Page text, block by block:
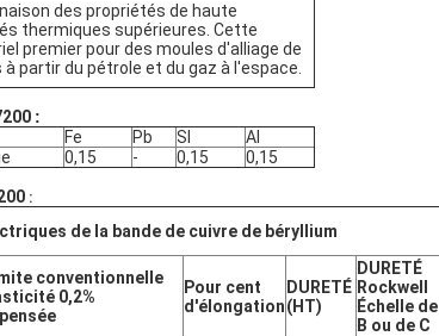
des propriétés de haute
thermiques supérieures. Cette
premier pour des moules d'alliage de
partir du pétrole et du gaz à l'espace.
:
Fe Pb SI
Al
0,15 - 0,15 0,15
:
de la bande de cuivre de béryllium
conventionnelle
0,2%
Pour cent
d'élongation
DURETÉ
(HT)
DURETÉ
Rockwell
Échelle de
B ou de C